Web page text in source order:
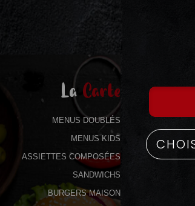
La Carte
MENUS DOUBLÉS
MENUS KIDS
ASSIETTES COMPOSÉES
SANDWICHS
BURGERS MAISON